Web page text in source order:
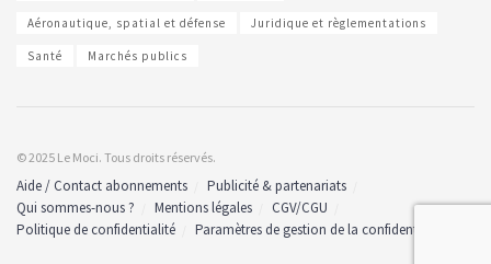
Aéronautique, spatial et défense Juridique et règlementations
Santé Marchés publics
© 2025 Le Moci. Tous droits réservés.
Aide / Contact abonnements
Publicité & partenariats
Qui sommes-nous ?
Mentions légales
CGV/CGU
Politique de confidentialité
Paramètres de gestion de la confidentialité